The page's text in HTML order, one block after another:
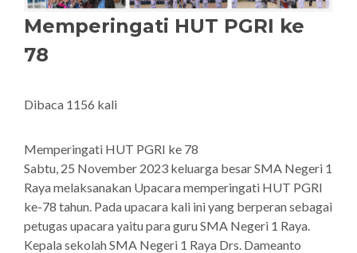
Memperingati HUT PGRI ke
78
Dibaca 1156 kali
Memperingati HUT PGRI ke 78
Sabtu, 25 November 2023 keluarga besar SMA Negeri 1
Raya melaksanakan Upacara memperingati HUT PGRI
ke-78 tahun. Pada upacara kali ini yang berperan sebagai
petugas upacara yaitu para guru SMA Negeri 1 Raya.
Kepala sekolah SMA Negeri 1 Raya Drs. Dameanto